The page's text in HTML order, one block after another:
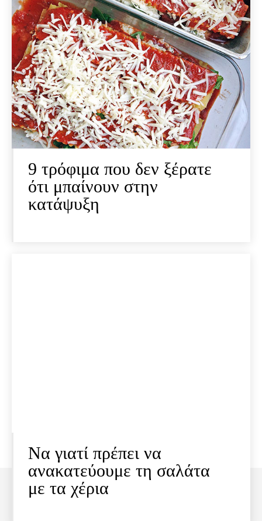
9 τρόφιμα που δεν ξέρατε
ότι μπαίνουν στην
κατάψυξη
Να γιατί πρέπει να
ανακατεύουμε τη σαλάτα
με τα χέρια